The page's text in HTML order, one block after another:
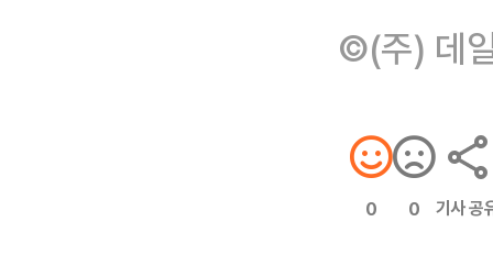
©(주) 데
0 0 기사 공